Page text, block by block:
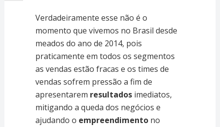
Verdadeiramente esse não é o
momento que vivemos no Brasil desde
meados do ano de 2014, pois
praticamente em todos os segmentos
as vendas estão fracas e os times de
vendas sofrem pressão a fim de
apresentarem resultados imediatos,
mitigando a queda dos negócios e
ajudando o empreendimento no